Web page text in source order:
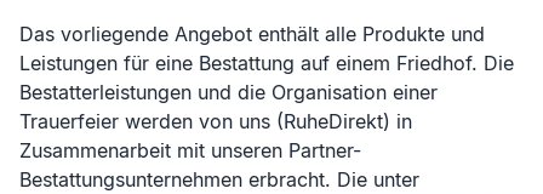
Das vorliegende Angebot enthält alle Produkte und
Leistungen für eine Bestattung auf einem Friedhof. Die
Bestatterleistungen und die Organisation einer
Trauerfeier werden von uns (RuheDirekt) in
Zusammenarbeit mit unseren Partner-
Bestattungsunternehmen erbracht. Die unter